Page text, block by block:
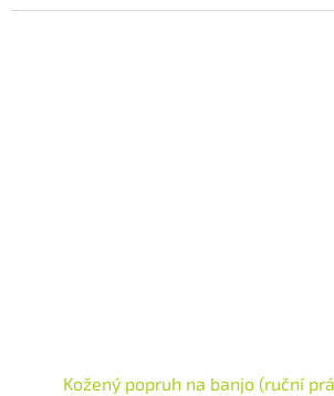
Kožený popruh na banjo (ruční